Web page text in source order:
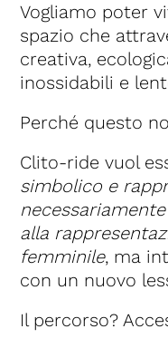
Vogliamo poter
spazio che
creativa,
inossidabili e
Perché questo
Clito-ride vuol
simbolico e
alla
femminile, ma
con un nuovo
Il percorso?